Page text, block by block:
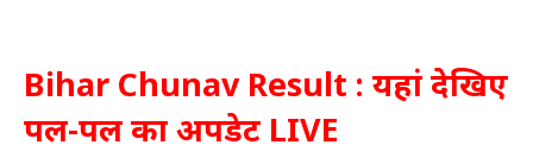
Bihar Chunav Result : यहां देखिए
पल-पल का अपडेट LIVE